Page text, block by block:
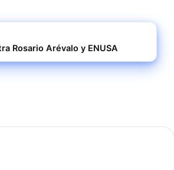
Rosario Arévalo y ENUSA